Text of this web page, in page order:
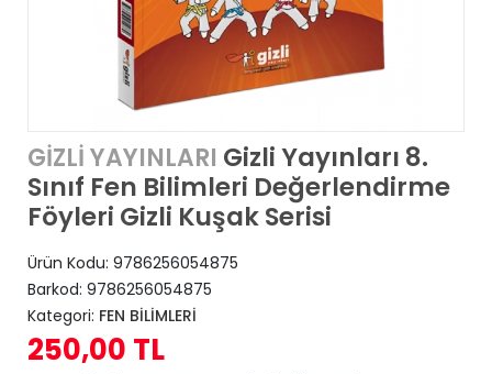
GİZLİ YAYINLARI Gizli Yayınları 8.
Sınıf Fen Bilimleri Değerlendirme
Föyleri Gizli Kuşak Serisi
Ürün Kodu: 9786256054875
Barkod: 9786256054875
Kategori: FEN BİLİMLERİ
250,00 TL